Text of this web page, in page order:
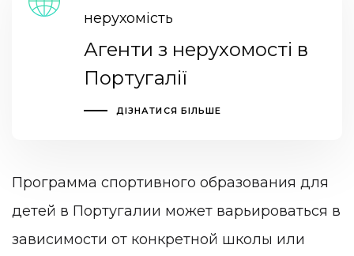
нерухомість
Агенти з нерухомості в
Португалії
ДІЗНАТИСЯ БІЛЬШЕ
Программа спортивного образования для
детей в Португалии может варьироваться в
зависимости от конкретной школы или